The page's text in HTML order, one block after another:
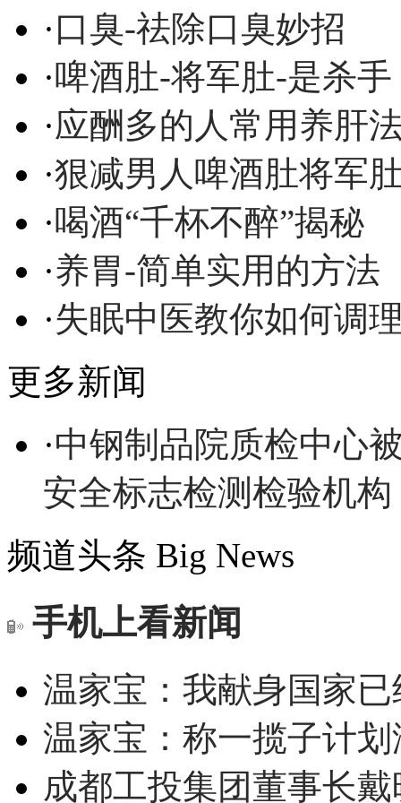
·口臭-祛除口臭妙招
·啤酒肚-将军肚-是杀手
·应酬多的人常用养肝
·狠减男人啤酒肚将军
·喝酒“千杯不醉”揭秘
·养胃-简单实用的方法
·失眠中医教你如何调
更多新闻
·中钢制品院质检中心
安全标志检测检验机构
频道头条 Big News
手机上看新闻
温家宝：我献身国家
温家宝：称一揽子计
成都工投集团董事长